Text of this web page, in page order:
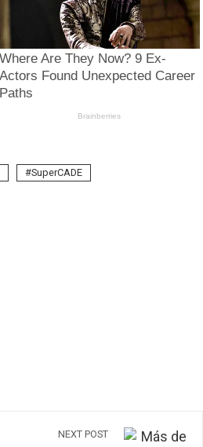
SuperCADE
NEXT POST